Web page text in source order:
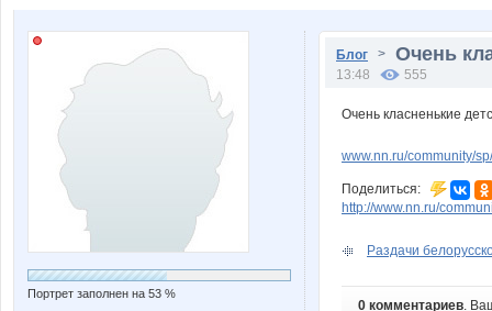
Портрет заполнен на 53 %
Блог > Очень
13:48 555
Очень класненькие
www.nn.ru/community/
Поделиться:
http://www.nn.ru/
Раздачи
0 комментариев.